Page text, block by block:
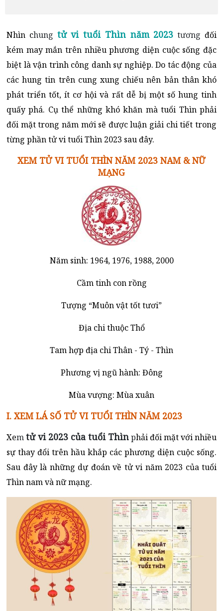
Nhìn chung tử vi tuổi Thìn năm 2023 tương đối
kém may mắn trên nhiều phương diện cuộc sống đặc
biệt là vận trình công danh sự nghiệp. Do tác động của
các hung tin trên cung xung chiếu nên bản thân khó
phát triển tốt, ít cơ hội và rất dễ bị một số hung tinh
quấy phá. Cụ thể những khó khăn mà tuổi Thìn phải
đối mặt trong năm mới sẽ được luận giải chi tiết trong
từng phần tử vi tuổi Thìn 2023 sau đây.
XEM TỬ VI TUỔI THÌN NĂM 2023 NAM & NỮ
MẠNG
Năm sinh: 1964, 1976, 1988, 2000
Cầm tinh con rồng
Tượng “Muôn vật tốt tươi”
Địa chi thuộc Thổ
Tam hợp địa chi Thân - Tý - Thìn
Phương vị ngũ hành: Đông
Mùa vượng: Mùa xuân
I. XEM LÁ SỐ TỬ VI TUỔI THÌN NĂM 2023
Xemtử vi 2023 của tuổi Thìnphải đối mặt với nhiều
sự thay đổi trên hầu khắp các phương diện cuộc sống.
Sau đây là những dự đoán về tử vi năm 2023 của tuổi
Thìn nam và nữ mạng.